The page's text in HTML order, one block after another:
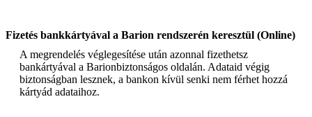
Fizetés bankkártyával a Barion rendszerén keresztül (Online)
A megrendelés véglegesítése után azonnal fizethetsz
bankártyával a Barionbiztonságos oldalán. Adataid végig
biztonságban lesznek, a bankon kívül senki nem férhet hozzá
kártyád adataihoz.